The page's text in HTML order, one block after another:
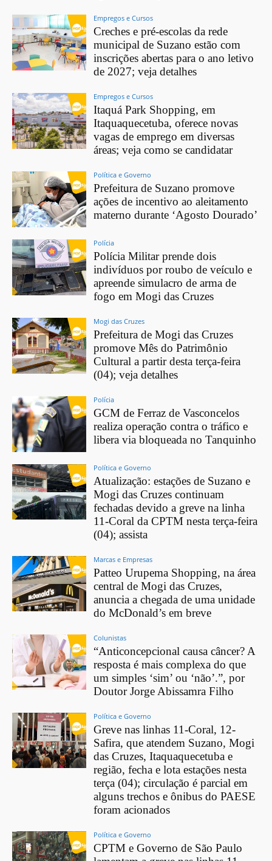
Empregos e Cursos
Creches e pré-escolas da rede
municipal de Suzano estão com
inscrições abertas para o ano letivo
de 2027; veja detalhes
Empregos e Cursos
Itaquá Park Shopping, em
Itaquaquecetuba, oferece novas
vagas de emprego em diversas
áreas; veja como se candidatar
Política e Governo
Prefeitura de Suzano promove
ações de incentivo ao aleitamento
materno durante ‘Agosto Dourado’
Polícia
Polícia Militar prende dois
indivíduos por roubo de veículo e
apreende simulacro de arma de
fogo em Mogi das Cruzes
Mogi das Cruzes
Prefeitura de Mogi das Cruzes
promove Mês do Patrimônio
Cultural a partir desta terça-feira
(04); veja detalhes
Polícia
GCM de Ferraz de Vasconcelos
realiza operação contra o tráfico e
libera via bloqueada no Tanquinho
Política e Governo
Atualização: estações de Suzano e
Mogi das Cruzes continuam
fechadas devido a greve na linha
11-Coral da CPTM nesta terça-feira
(04); assista
Marcas e Empresas
Patteo Urupema Shopping, na área
central de Mogi das Cruzes,
anuncia a chegada de uma unidade
do McDonald’s em breve
Colunistas
“Anticoncepcional causa câncer? A
resposta é mais complexa do que
um simples ‘sim’ ou ‘não’.”, por
Doutor Jorge Abissamra Filho
Política e Governo
Greve nas linhas 11-Coral, 12-
Safira, que atendem Suzano, Mogi
das Cruzes, Itaquaquecetuba e
região, fecha e lota estações nesta
terça (04); circulação é parcial em
alguns trechos e ônibus do PAESE
foram acionados
Política e Governo
CPTM e Governo de São Paulo